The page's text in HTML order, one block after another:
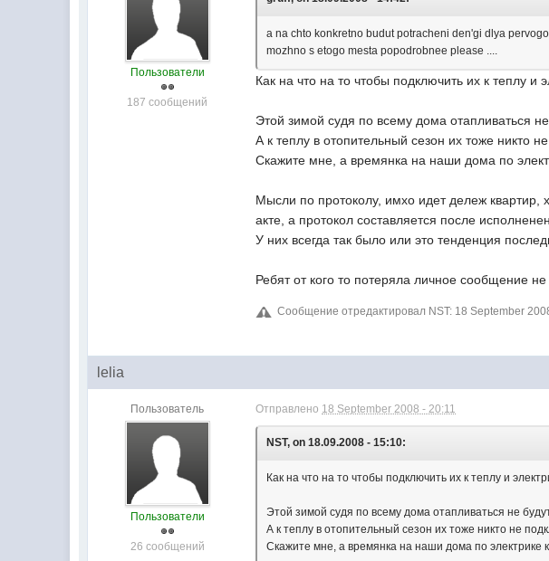
Пользователи
187 сообщений
a na chto konkretno budut potracheni den'gi dlya
mozhno s etogo mesta popodrobnee please ....
Как на что на то чтобы подключить их к теплу и
Этой зимой судя по всему дома отапливаться
А к теплу в отопительный сезон их тоже никто
Скажите мне, а времянка на наши дома по
Мысли по протоколу, имхо идет дележ квартир,
акте, а протокол составляется после
У них всегда так было или это тенденция
Ребят от кого то потеряла личное сообщение
Сообщение отредактировал NST: 18 September
lelia
Пользователь
Пользователи
26 сообщений
Отправлено 18 September 2008 - 20:11
NST, on 18.09.2008 - 15:10:
Как на что на то чтобы подключить их к теплу и
Этой зимой судя по всему дома отапливаться не
А к теплу в отопительный сезон их тоже никто не
Скажите мне, а времянка на наши дома по электрике